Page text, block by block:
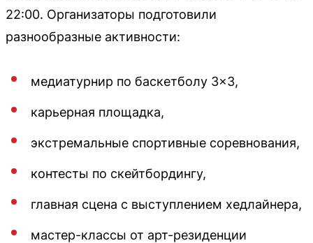
22:00. Организаторы подготовили
разнообразные активности:
медиатурнир по баскетболу 3×3,
карьерная площадка,
экстремальные спортивные соревнования,
контесты по скейтбордингу,
главная сцена с выступлением хедлайнера,
мастер-классы от арт-резиденции